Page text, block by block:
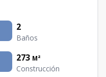
2
Baños
273 M²
Construcción